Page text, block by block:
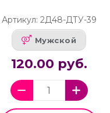
Артикул: 2Д48-ДТУ-39
Мужской
120.00 руб.